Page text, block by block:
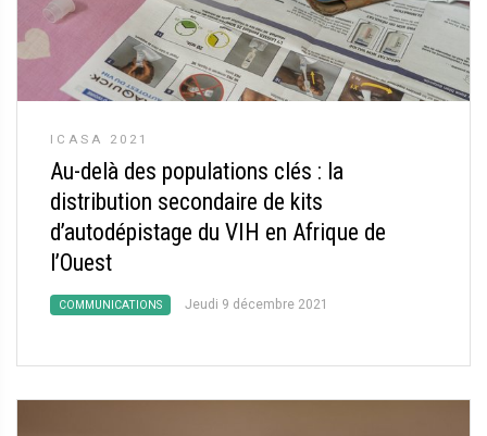
ICASA 2021
Au-delà des populations clés : la
distribution secondaire de kits
d’autodépistage du VIH en Afrique de
l’Ouest
COMMUNICATIONS Jeudi 9 décembre 2021